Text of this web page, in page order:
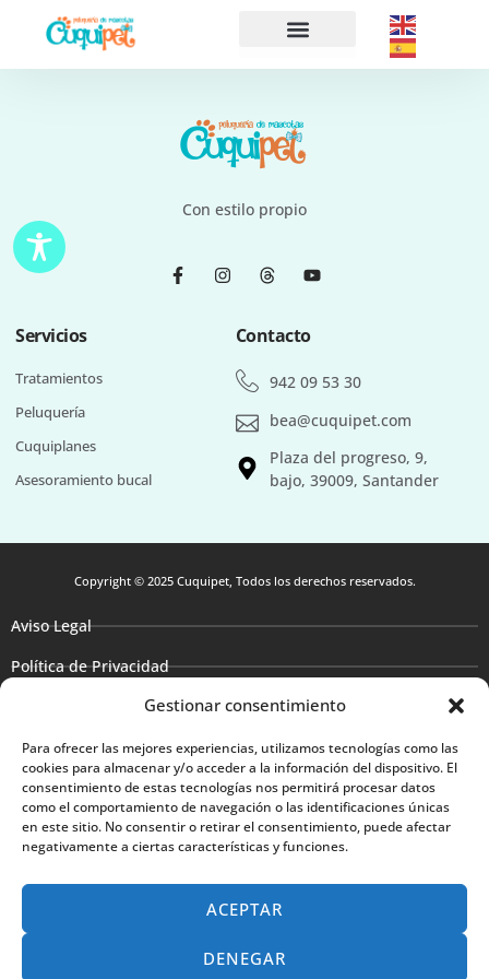
Gestionar consentimiento
Para ofrecer las mejores experiencias, utilizamos tecnologías como las
cookies para almacenar y/o acceder a la información del dispositivo. El
consentimiento de estas tecnologías nos permitirá procesar datos
como el comportamiento de navegación o las identificaciones únicas
en este sitio. No consentir o retirar el consentimiento, puede afectar
negativamente a ciertas características y funciones.
ACEPTAR
DENEGAR
Con estilo propio
Servicios
Tratamientos
Peluquería
Cuquiplanes
Asesoramiento bucal
Contacto
942 09 53 30
bea@cuquipet.com
Plaza del progreso, 9,
bajo, 39009, Santander
Copyright © 2025 Cuquipet, Todos los derechos reservados.
Aviso Legal
Política de Privacidad
Política de Cookies
Accesibilidad
ESTA EMPRESA HA SIDO BENEFICIARIA DEL BONO KIT DIGITAL Y
LO HA UTILIZADO PARA LAS SOLUCIONES DIGITALES: SITIO WEB
Y PRESENCIA WEB EN INTERNET, FINANCIADO POR LA UNIÓN
EUROPEA – NEXTGENERATIONEU.